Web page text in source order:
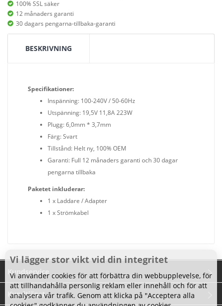
100% SSL säker
12 månaders garanti
30 dagars pengarna-tillbaka-garanti
BESKRIVNING
Specifikationer:
Inspänning: 100-240V / 50-60Hz
Utspänning: 19,5V 11,8A 223W
Plugg: 6,0mm * 3,7mm
Färg: Svart
Tillstånd: Helt ny, 100% OEM
Garanti: Full 12 månaders garanti och 30 dagar
pengarna tillbaka
Paketet inkluderar:
1 x Laddare / Adapter
1 x Strömkabel
Kundservice
Kundtjänst
Vi lägger stor vikt vid din integritet
Vi använder cookies för att förbättra din webbupplevelse, för
att tillhandahålla personlig reklam eller innehåll och för att
analysera vår trafik. Genom att klicka på "Acceptera alla